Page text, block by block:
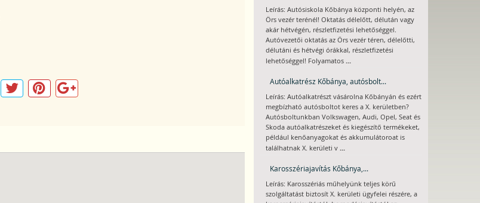
Leírás: Autósiskola Kőbánya központi helyén, az
Örs vezér terénél! Oktatás délelőtt, délután vagy
akár hétvégén, részletfizetési lehetőséggel.
Autóvezetői oktatás az Örs vezér téren, délelőtti,
délutáni és hétvégi órákkal, részletfizetési
lehetőséggel! Folyamatos ...
Autóalkatrész Kőbánya, autósbolt...
Leírás: Autóalkatrészt vásárolna Kőbányán és ezért
megbízható autósboltot keres a X. kerületben?
Autósboltunkban Volkswagen, Audi, Opel, Seat és
Skoda autóalkatrészeket és kiegészítő termékeket,
például kenőanyagokat és akkumulátoroat is
találhatnak X. kerületi v ...
Karosszériajavítás Kőbánya,...
Leírás: Karosszériás műhelyünk teljes körű
szolgáltatást biztosít X. kerületi ügyfelei részére, a